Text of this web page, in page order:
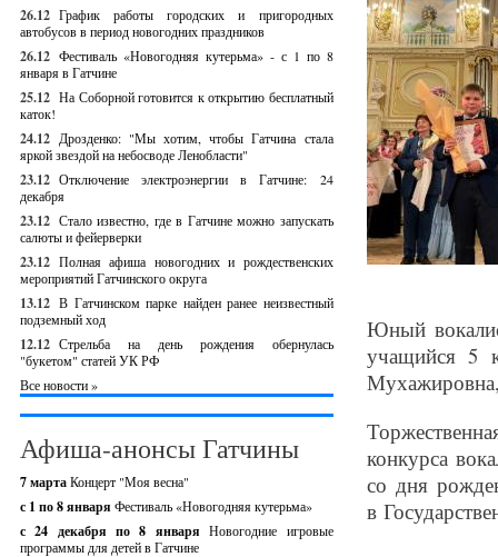
26.12 График работы городских и пригородных
автобусов в период новогодних праздников
26.12 Фестиваль «Новогодняя кутерьма» - с 1 по 8
января в Гатчине
25.12 На Соборной готовится к открытию бесплатный
каток!
24.12 Дрозденко: "Мы хотим, чтобы Гатчина стала
яркой звездой на небосводе Ленобласти"
23.12 Отключение электроэнергии в Гатчине: 24
декабря
23.12 Стало известно, где в Гатчине можно запускать
салюты и фейерверки
23.12 Полная афиша новогодних и рождественских
мероприятий Гатчинского округа
13.12 В Гатчинском парке найден ранее неизвестный
подземный ход
12.12 Стрельба на день рождения обернулась
"букетом" статей УК РФ
Все новости »
Афиша-анонсы Гатчины
7 мартаКонцерт "Моя весна"
с 1 по 8 января Фестиваль «Новогодняя кутерьма»
с 24 декабря по 8 январяНовогодние игровые
программы для детей в Гатчине
Юный
учащийся 5
Мухажировна,
конкурса
со дня
в